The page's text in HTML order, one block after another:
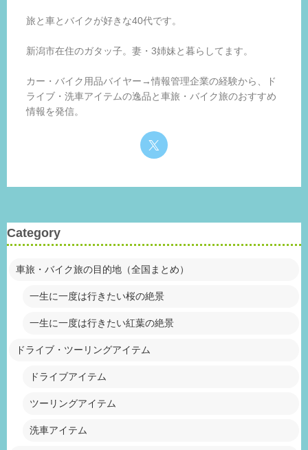
旅と車とバイクが好きな40代です。
新潟市在住のガタッ子。妻・3姉妹と暮らしてます。
カー・バイク用品バイヤー→情報管理企業の経験から、ド
ライブ・洗車アイテムの逸品と車旅・バイク旅のおすすめ
情報を発信。
Category
車旅・バイク旅の目的地（全国まとめ）
一生に一度は行きたい桜の絶景
一生に一度は行きたい紅葉の絶景
ドライブ・ツーリングアイテム
ドライブアイテム
ツーリングアイテム
洗車アイテム